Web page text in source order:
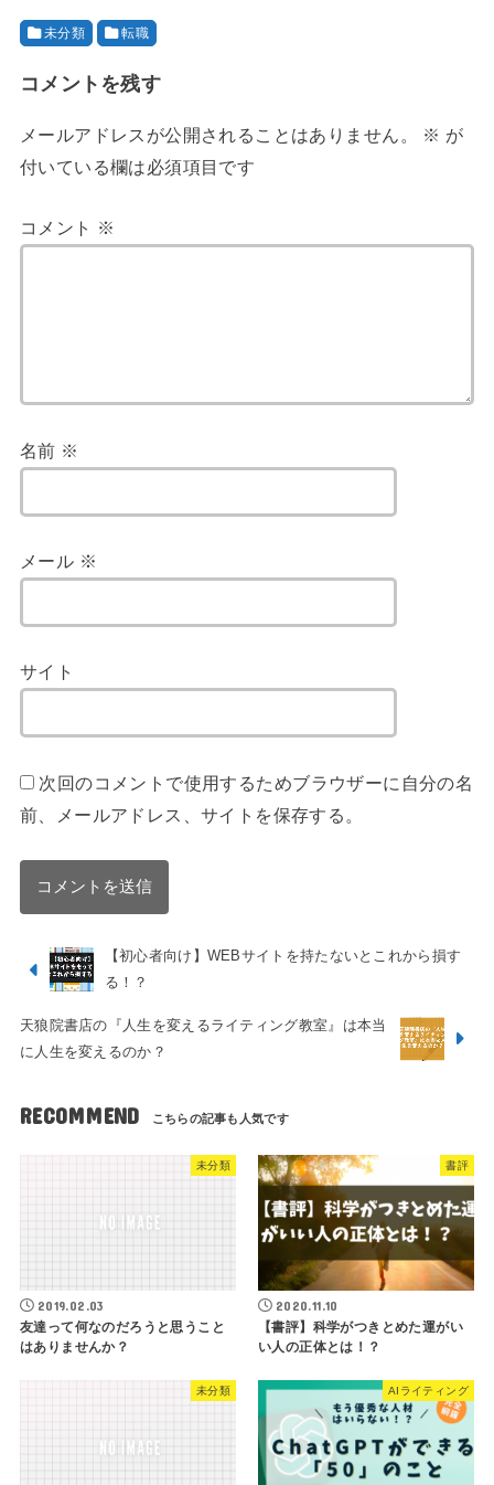
未分類 転職
コメントを残す
メールアドレスが公開されることはありません。 ※ が
付いている欄は必須項目です
コメント ※
名前 ※
メール ※
サイト
次回のコメントで使用するためブラウザーに自分の名
前、メールアドレス、サイトを保存する。
【初心者向け】WEBサイトを持たないとこれから損す
る！？
天狼院書店の『人生を変えるライティング教室』は本当
に人生を変えるのか？
RECOMMEND
未分類
2019.02.03
友達って何なのだろうと思うこと
はありませんか？
書評
2020.11.10
【書評】科学がつきとめた運がい
い人の正体とは！？
未分類 AIライティング